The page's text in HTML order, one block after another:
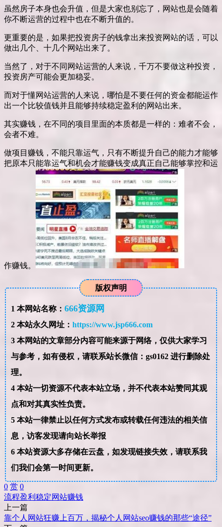
虽然房子本身也会升值，但是大家也别忘了，网站也是会随着
你不断运营的过程中也在不断升值的。
更重要的是，如果把投资房子的钱拿出来投资网站的话，可以
做出几个、十几个网站出来了。
当然了，对于不同网站运营的人来说，千万不要做这种投资，
投资房产可能会更加稳妥。
而对于懂网站运营的人来说，哪怕是不要任何的资金都能运作
出一个比较值钱并且能够持续稳定盈利的网站出来。
其实赚钱，在不同的项目里面的本质都是一样的：难者不会，
会者不难。
做项目赚钱，不能只靠运气，只有不断提升自己的能力才能够
把原本只能靠运气和机会才能赚钱变成真正自己能够掌控和运
作赚钱。
版权声明
1 本网站名称： 666资源网
2本站永久网址： https://www.jsp666.com
3本网站的文章部分内容可能来源于网络，仅供大家学习
与参考，如有侵权，请联系站长微信：gs0162 进行删除处
理。
4本站一切资源不代表本站立场，并不代表本站赞同其观
点和对其真实性负责。
5本站一律禁止以任何方式发布或转载任何违法的相关信
息，访客发现请向站长举报
6本站资源大多存储在云盘，如发现链接失效，请联系我
们我们会第一时间更新。
0 赏 0
流程盈利 稳定网站赚钱
上一篇
靠个人网站狂赚上百万，揭秘个人网站seo赚钱的那些“途径”